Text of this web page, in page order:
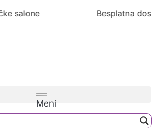
dostava preko 6.000rsd